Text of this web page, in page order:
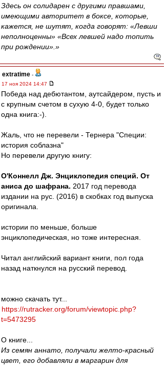
Здесь он солидарен с другими правшами,
имеющими авторитет в боксе, которые,
кажется, не шутят, когда говорят: «Левши
неполноценны» «Всех левшей надо топить
при рождении».»
extratime -
17 ноя 2024 14:47
Победа над дебютантом, аутсайдером, пусть и
с крупным счетом в сухую 4-0, будет только
одна книга:-).
Жаль, что не перевели - Тернера "Специи:
история соблазна"
Но перевели другую книгу:
О'Коннелл Дж. Энциклопедия специй. От
аниса до шафрана. 2017 год перевода
издании на рус. (2016) в скобках год выпуска
оригинала.
истории по меньше, больше
энциклопедическая, но тоже интересная.
Читал английский вариант книги, пол года
назад наткнулся на русский перевод.
можно скачать тут...
https://rutracker.org/forum/viewtopic.php?
t=5473295
О книге...
Из семян аннато, получали желто-красный
цвет, его добавляли в маргарин для